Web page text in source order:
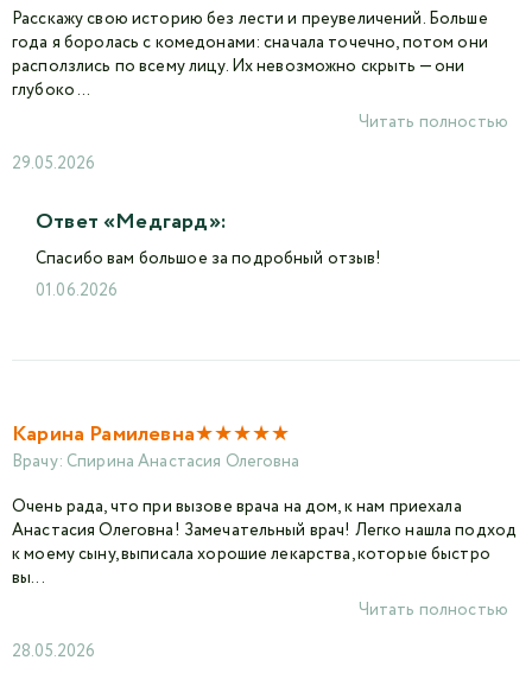
Расскажу свою историю без лести и преувеличений. Больше
года я боролась с комедонами: сначала точечно, потом они
расползлись по всему лицу. Их невозможно скрыть — они
глубоко ...
29.05.2026
Читать полностью
Ответ «Медгард»:
Спасибо вам большое за подробный отзыв!
01.06.2026
Карина Рамилевна★★★★★
Врачу: Спирина Анастасия Олеговна
Очень рада, что при вызове врача на дом, к нам приехала
Анастасия Олеговна! Замечательный врач! Легко нашла подход
к моему сыну, выписала хорошие лекарства, которые быстро
вы...
28.05.2026
Читать полностью